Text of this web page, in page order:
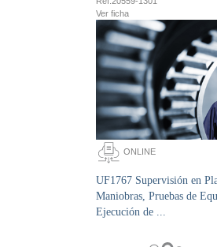
Ver ficha
ONLINE
UF1767 Supervisión en
Maniobras, Pruebas de
Ejecución de ...